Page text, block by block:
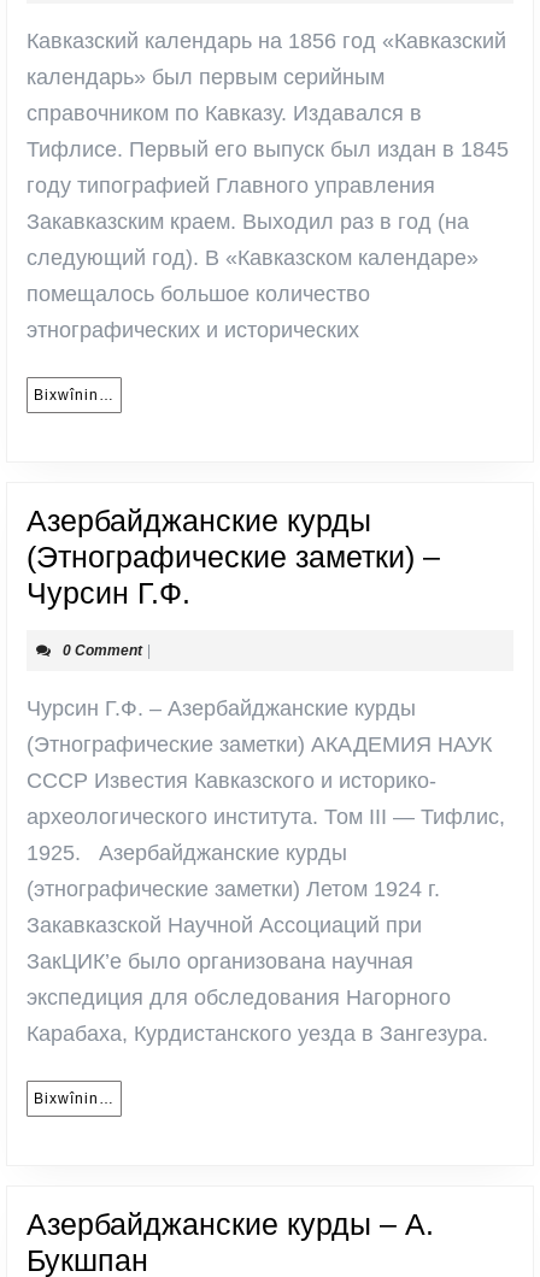
Кавказский календарь на 1856 год «Кавказский
календарь» был первым серийным
справочником по Кавказу. Издавался в
Тифлисе. Первый его выпуск был издан в 1845
году типографией Главного управления
Закавказским краем. Выходил раз в год (на
следующий год). В «Кавказском календаре»
помещалось большое количество
этнографических и исторических
Bixwînin…
Азербайджанские курды
(Этнографические заметки) –
Чурсин Г.Ф.
заметки)
–
Чурсин
Г.Ф.
0 Comment |
Чурсин Г.Ф. – Азербайджанские курды
(Этнографические заметки) АКАДЕМИЯ НАУК
СССР Известия Кавказского и историко-
археологического института. Том III — Тифлис,
1925. Азербайджанские курды
(этнографические заметки) Летом 1924 г.
Закавказской Научной Ассоциаций при
ЗакЦИК’е было организована научная
экспедиция для обследования Нагорного
Карабаха, Курдистанского уезда в Зангезура.
Bixwînin…
Азербайджанские курды – А.
Букшпан